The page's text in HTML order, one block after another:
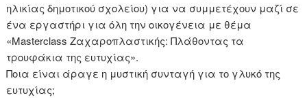
ηλικίας δημοτικού σχολείου) για να συμμετέχουν μαζί σε
ένα εργαστήρι για όλη την οικογένεια με θέμα
«Masterclass Ζαχαροπλαστικής: Πλάθοντας τα
τρουφάκια της ευτυχίας».
Ποια είναι άραγε η μυστική συνταγή για το γλυκό της
ευτυχίας;